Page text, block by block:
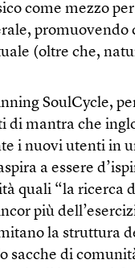
come mezzo
promuovendo
(oltre che,
SoulCycle,
di mantra che
i nuovi utenti in
a essere
quali “la ricerca
più
la struttura
sacche di